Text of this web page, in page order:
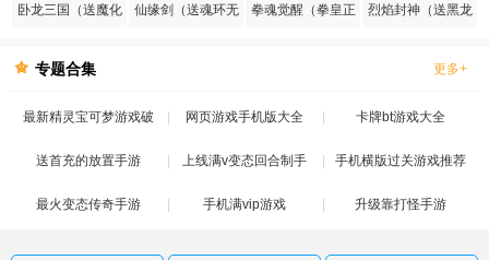
卧龙三国（送魔化
仙缘剑（送魂环无
拳魂觉醒（拳皇正
烈焰封神（送黑龙
专题合集 更多+
最新精灵宝可梦游戏破
解版
网页游戏手机版大全 卡牌bt游戏大全
送首充的放置手游 上线满v变态回合制手
游
手机横版过关游戏推荐
最火变态传奇手游 手机满vip游戏 升级靠打怪手游